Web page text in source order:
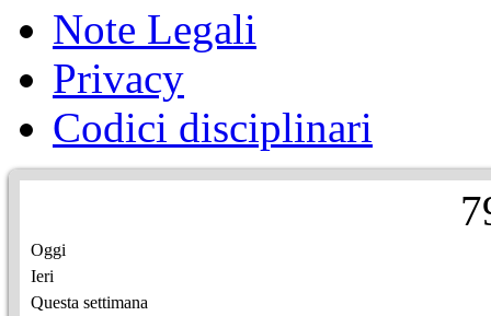
Note Legali
Privacy
Codici disciplinari
7
Oggi
Ieri
Questa settimana